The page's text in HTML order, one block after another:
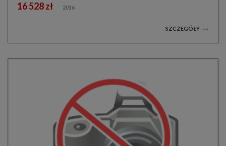
16 528 zł 2016
SZCZEGÓŁY